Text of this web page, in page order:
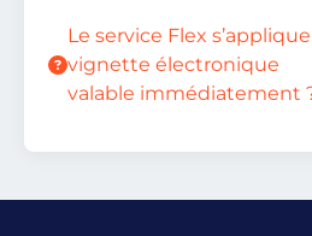
Le service Flex
vignette électronique
valable immédiatement